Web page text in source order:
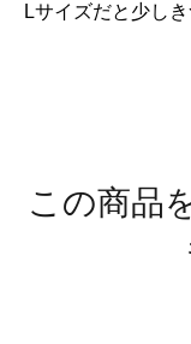
Lサイズだと少しき
この商品